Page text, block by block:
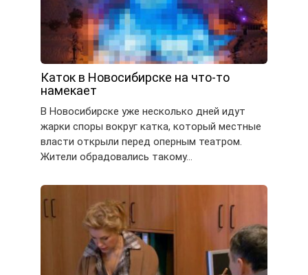
Каток в Новосибирске на что-то
намекает
В Новосибирске уже несколько дней идут
жарки споры вокруг катка, который местные
власти открыли перед оперным театром.
Жители обрадовались такому…